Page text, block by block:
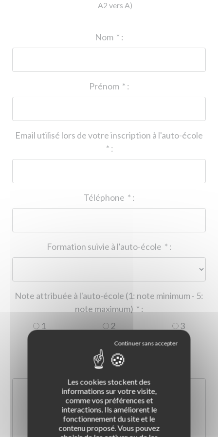
A2 vers A)
* :
* :
Email utilisé lors de votre inscription à l'auto-école
* :
* :
* :
Note attribuée à l'auto-école (1: note minimum - 5:
* :
1
2
3
5
Les cookies stockent des
informations sur votre visite,
comme vos préférences et
interactions. Ils améliorent le
fonctionnement du site et le
contenu proposé. Vous pouvez